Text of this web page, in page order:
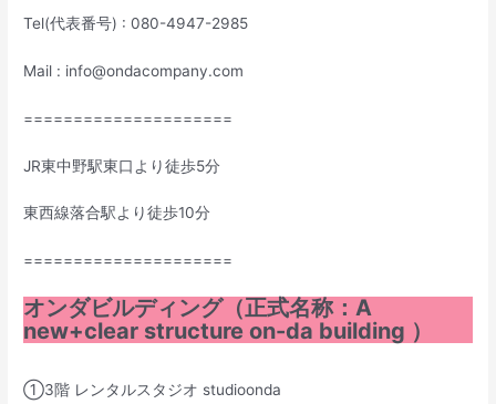
Tel(代表番号) : 080-4947-2985
Mail : info@ondacompany.com
=====================
JR東中野駅東口より徒歩5分
東西線落合駅より徒歩10分
=====================
オンダビルディング（正式名称：A
new+clear structure on-da building ）
①3階 レンタルスタジオ studioonda